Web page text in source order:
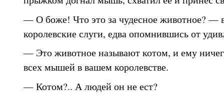
— О боже! Что это за чудесное животное? —
королевские слуги, едва опомнившись от
— Это животное называют котом, и ему
всех мышей в вашем королевстве.
— Котом?.. А людей он не ест?